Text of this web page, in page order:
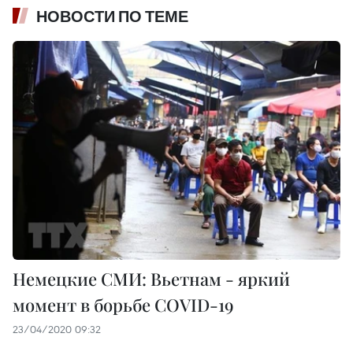
НОВОСТИ ПО ТЕМЕ
Немецкие СМИ: Вьетнам - яркий
момент в борьбе COVID-19
23/04/2020 09:32